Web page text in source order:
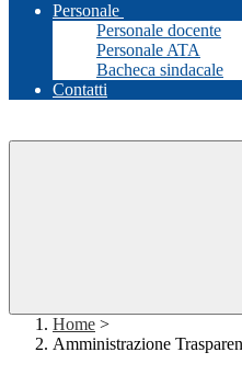
Personale
Personale docente
Personale ATA
Bacheca sindacale
Contatti
Home >
Amministrazione